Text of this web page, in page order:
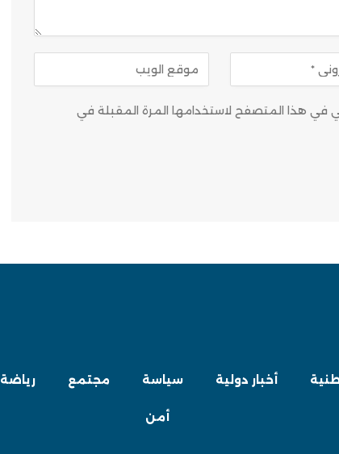
في هذا المتصفح لاستخدامها المرة المقبلة في
أخبار دولية سياسة مجتمع رياضة
أمن